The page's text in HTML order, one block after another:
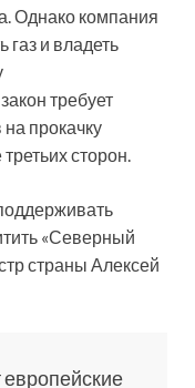
Однако компания
и владеть
требует
прокачку
сторон.
«Северный
страны Алексей